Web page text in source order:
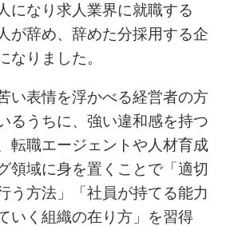
になり求人業界に就職する
が辞め、辞めた分採用する企
なりました。
い表情を浮かべる経営者の方
るうちに、強い違和感を持つ
転職エージェントや人材育成
領域に身を置くことで「適切
う方法」「社員が持てる能力
いく組織の在り方」を習得